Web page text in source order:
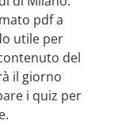
pdf a
utile per
del
il giorno
i quiz per